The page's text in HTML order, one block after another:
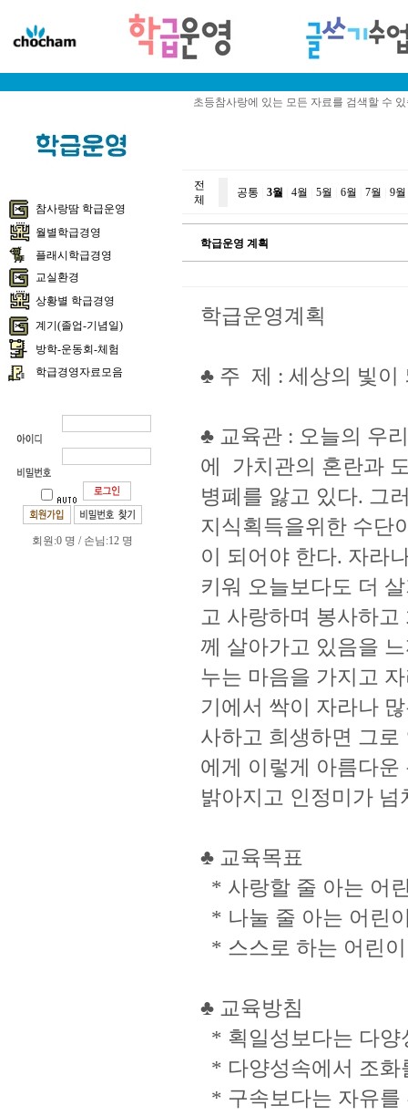
초등참사랑에 있는 모든 자료를 검색할 수
참사랑땀 학급운영
월별학급경영
플래시학급경영
교실환경
상황별 학급경영
계기(졸업-기념일)
방학-운동회-체험
학급경영자료모음
회원:0 명 / 손님:12 명
전
체
공통 3월 4월 5월 6월 7월 9월
학급운영 계획
학급운영계획
♣ 주 제 : 세상의 빛이
♣ 교육관 : 오늘의 우
에 가치관의 혼란과
병폐를 앓고 있다. 그
지식획득을위한 수단
이 되어야 한다. 자라
키워 오늘보다도 더
고 사랑하며 봉사하
께 살아가고 있음을
누는 마음을 가지고
기에서 싹이 자라나
사하고 희생하면 그
에게 이렇게 아름다
밝아지고 인정미가
♣ 교육목표
* 사랑할 줄 아는
* 나눌 줄 아는 어
* 스스로 하는 어
♣ 교육방침
* 획일성보다는 다양
* 다양성속에서 조화
* 구속보다는 자유를